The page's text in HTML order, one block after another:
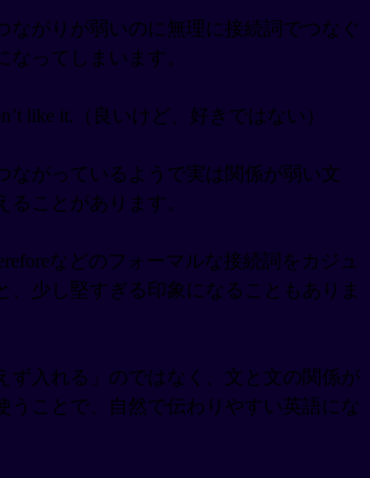
ながりが弱いのに無理に接続詞でつなぐ
なってしまいます。
like it.（良いけど、好きではない）
ながっているようで実は関係が弱い文
ることがあります。
などのフォーマルな接続詞をカジュ
、少し堅すぎる印象になることもありま
ず入れる」のではなく、文と文の関係が
うことで、自然で伝わりやすい英語にな